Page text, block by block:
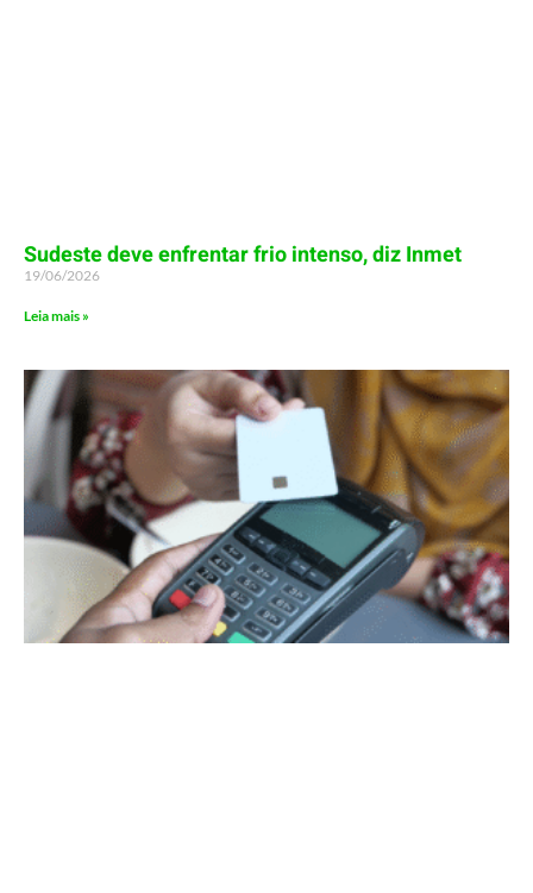
Sudeste deve enfrentar frio intenso, diz Inmet
19/06/2026
Leia mais »